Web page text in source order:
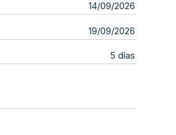
14/09/2026
19/09/2026
5 días